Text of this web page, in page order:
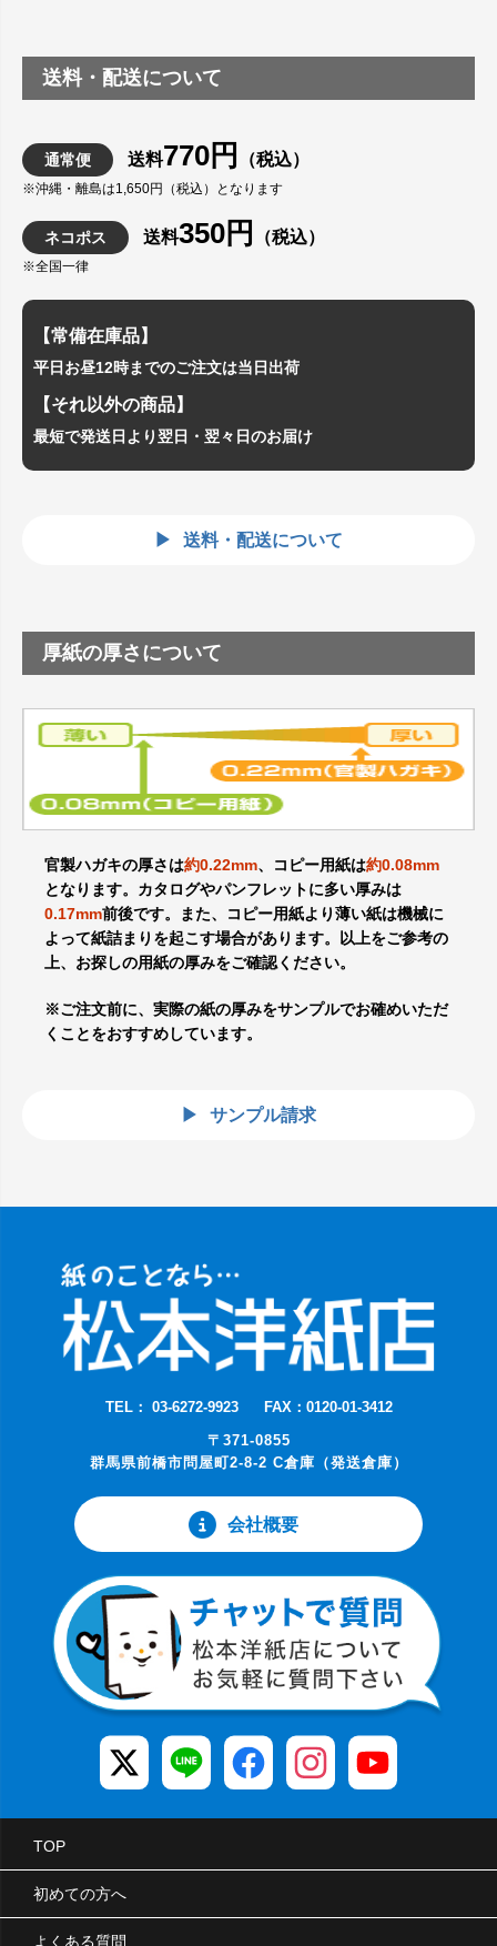
送料・配送について
通常便 送料770円 （税込）
※沖縄・離島は1,650円（税込）となります
ネコポス 送料350円 （税込）
※全国一律
【常備在庫品】
平日お昼12時までのご注文は当日出荷
【それ以外の商品】
最短で発送日より翌日・翌々日のお届け
送料・配送について
厚紙の厚さについて
官製ハガキの厚さは約0.22mm、コピー用紙は約0.08mm
となります。カタログやパンフレットに多い厚みは
0.17mm前後です。また、コピー用紙より薄い紙は機械に
よって紙詰まりを起こす場合があります。以上をご参考の
上、お探しの用紙の厚みをご確認ください。
※ご注文前に、実際の紙の厚みをサンプルでお確めいただ
くことをおすすめしています。
サンプル請求
TEL： 03-6272-9923
FAX：0120-01-3412
〒371-0855
群馬県前橋市問屋町2-8-2 C倉庫（発送倉庫）
会社概要
TOP
初めての方へ
よくある質問